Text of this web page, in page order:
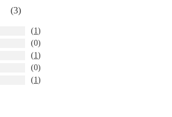
(3)
(1 )
(0)
(1 )
(0)
(1 )